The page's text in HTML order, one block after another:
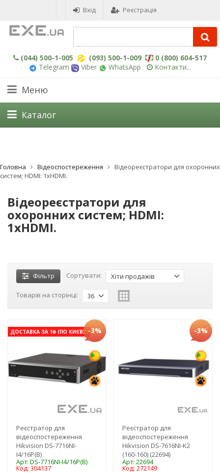
Вхід Реєстрація
(044) 500-1-005 (093) 500-1-009
0 (800) 604-517
Telegram
Viber WhatsApp Контакти...
Меню
Каталог
Головна Відеоспостереження
Відеореєстратори для охоронних
систем; HDMI: 1xHDMI.
Відеореєстратори для
охоронних систем; HDMI:
1xHDMI.
Фільтр Сортувати: Хіти продажів
Товарів на сторінці: 36
ДОСТАВКА ЗА 1₴ (ПО КИЄВУ)-3%
Реєстратор для
відеоспостереження
Hikvision DS-7716NI-
I4/16P(B)
Арт: DS-7716NI-I4/16P(B)
Код: 304137
-3%
Реєстратор для
відеоспостереження
Hikvision DS-7616NI-K2
(160-160) (22694)
Арт: 22694
Код: 272149